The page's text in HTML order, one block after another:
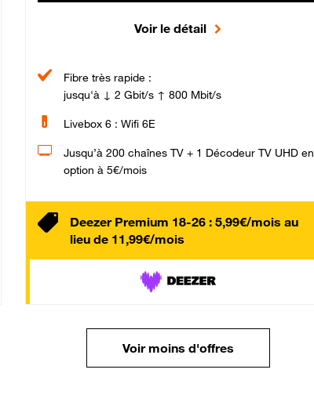
Voir le détail
Fibre très rapide :
jusqu'à ↓ 2 Gbit/s ↑ 800 Mbit/s
Livebox 6 : Wifi 6E
Jusqu’à 200 chaînes TV + 1 Décodeur TV UHD en
option à 5€/mois
Deezer Premium 18-26 : 5,99€/mois au
lieu de 11,99€/mois
Voir moins d'offres